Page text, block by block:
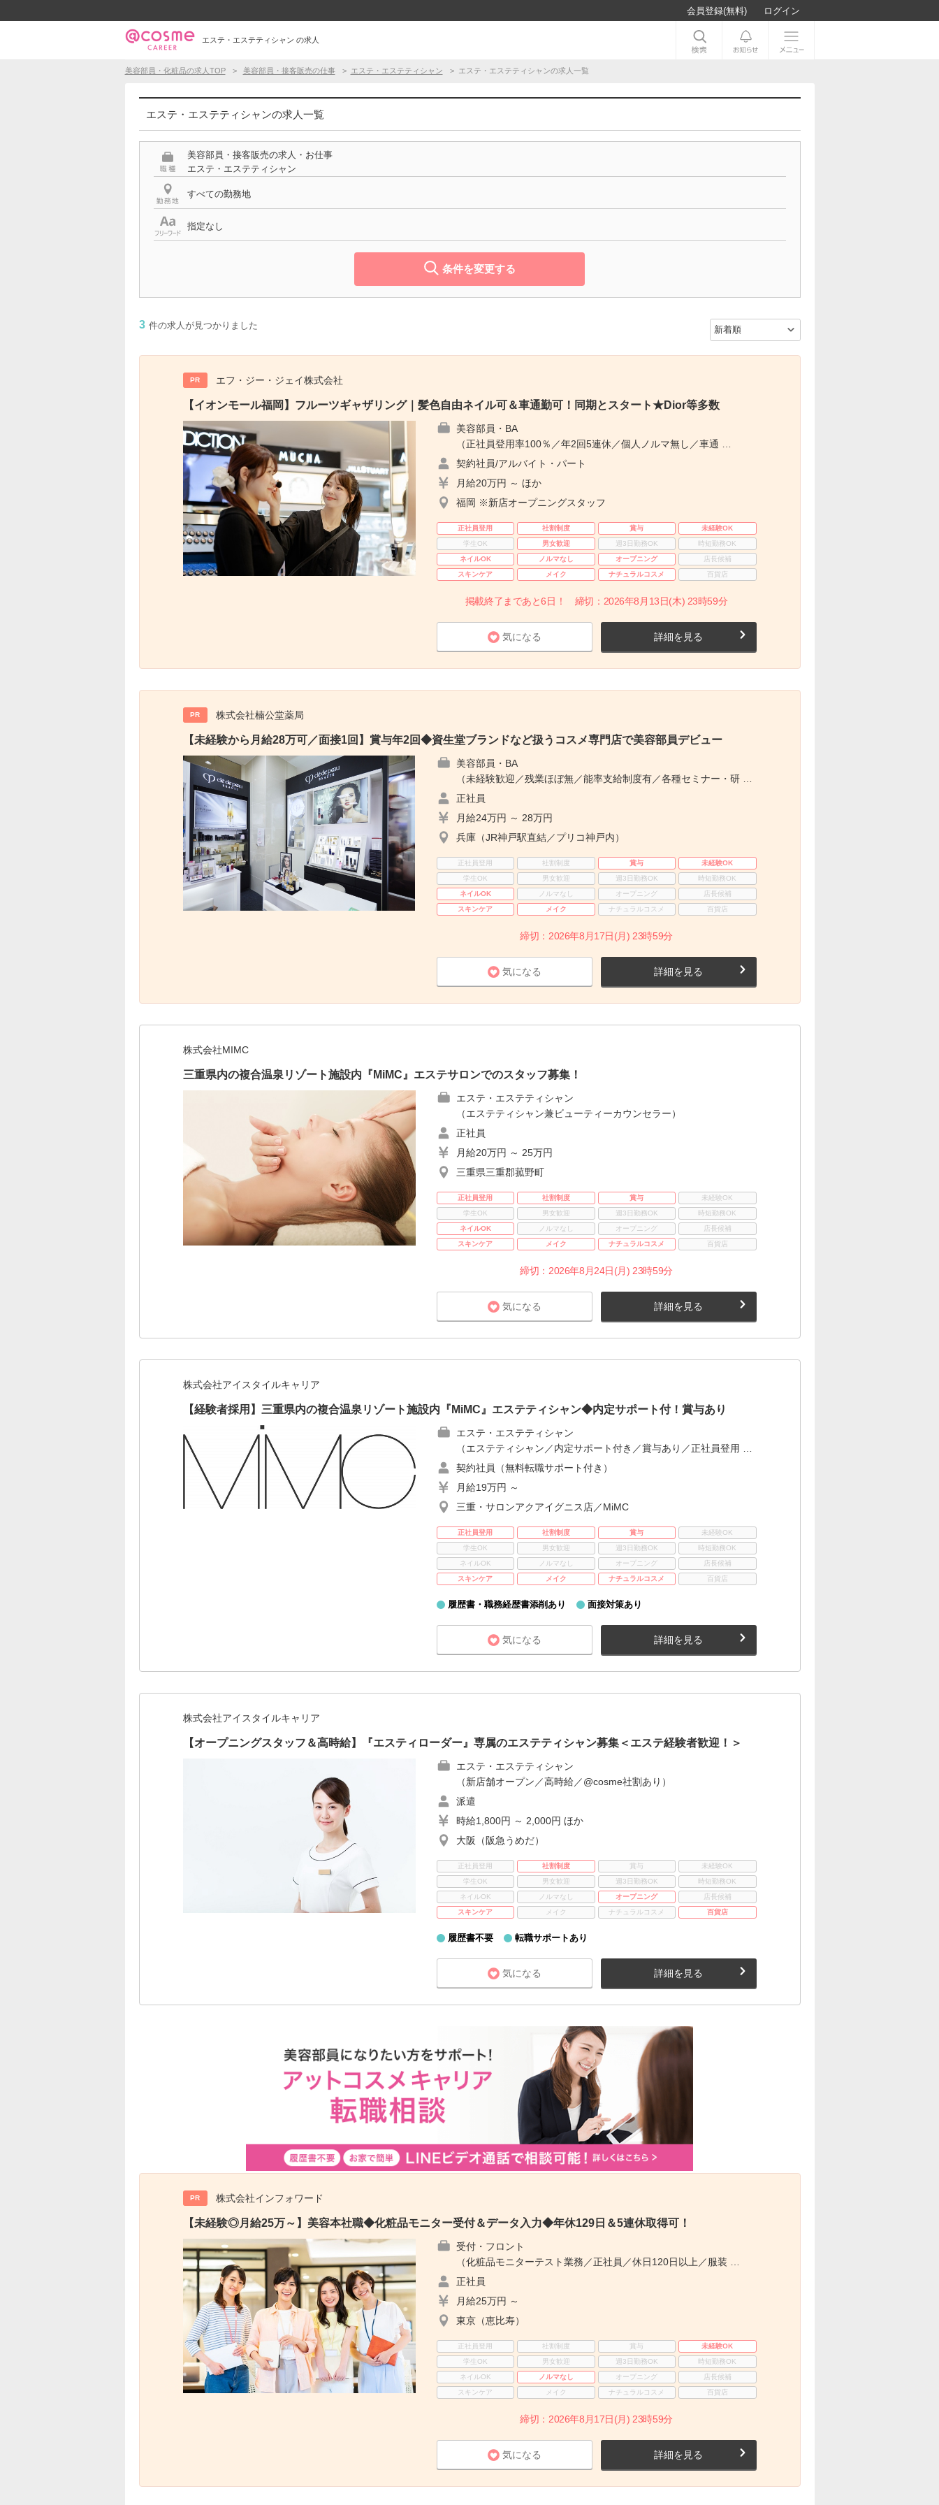
会員登録(無料) ログイン
エステ・エステティシャン の求人
美容部員・化粧品の求人TOP 美容部員・接客販売の仕事 エステ・エステティシャン エステ・エステティシャンの求人一覧
エステ・エステティシャンの求人一覧
美容部員・接客販売の求人・お仕事
エステ・エステティシャン
すべての勤務地
指定なし
条件を変更する
3 件の求人が見つかりました
PR エフ・ジー・ジェイ株式会社
【イオンモール福岡】フルーツギャザリング｜髪色自由ネイル可＆車通勤可！同期とスタート★Dior等多数
美容部員・BA
（正社員登用率100％／年2回5連休／個人ノルマ無し／車通 …
契約社員/アルバイト・パート
月給20万円 ～ ほか
福岡 ※新店オープニングスタッフ
正社員登用 社割制度 賞与
未経験OK
学生OK
男女歓迎 週3日勤務OK
時短勤務OK
ネイルOK
ノルマなし オープニング
店長候補
スキンケア
メイク ナチュラルコスメ 百貨店
掲載終了まであと6日！ 締切：2026年8月13日(木) 23時59分
気になる 詳細を見る
PR 株式会社楠公堂薬局
【未経験から月給28万可／面接1回】賞与年2回◆資生堂ブランドなど扱うコスメ専門店で美容部員デビュー
美容部員・BA
（未経験歓迎／残業ほぼ無／能率支給制度有／各種セミナー・研 …
正社員
月給24万円 ～ 28万円
兵庫（JR神戸駅直結／プリコ神戸内）
正社員登用 社割制度 賞与
未経験OK
学生OK
男女歓迎 週3日勤務OK
時短勤務OK
ネイルOK
ノルマなし オープニング
店長候補
スキンケア
メイク ナチュラルコスメ 百貨店
締切：2026年8月17日(月) 23時59分
気になる 詳細を見る
株式会社MIMC
三重県内の複合温泉リゾート施設内『MiMC』エステサロンでのスタッフ募集！
エステ・エステティシャン
（エステティシャン兼ビューティーカウンセラー）
正社員
月給20万円 ～ 25万円
三重県三重郡菰野町
正社員登用 社割制度 賞与
未経験OK
学生OK
男女歓迎 週3日勤務OK
時短勤務OK
ネイルOK
ノルマなし オープニング
店長候補
スキンケア
メイク ナチュラルコスメ 百貨店
締切：2026年8月24日(月) 23時59分
気になる 詳細を見る
株式会社アイスタイルキャリア
【経験者採用】三重県内の複合温泉リゾート施設内『MiMC』エステティシャン◆内定サポート付！賞与あり
エステ・エステティシャン
（エステティシャン／内定サポート付き／賞与あり／正社員登用 …
契約社員（無料転職サポート付き）
月給19万円 ～
三重・サロンアクアイグニス店／MiMC
正社員登用 社割制度 賞与
未経験OK
学生OK
男女歓迎 週3日勤務OK
時短勤務OK
ネイルOK
ノルマなし オープニング
店長候補
スキンケア
メイク ナチュラルコスメ 百貨店
履歴書・職務経歴書添削あり 面接対策あり
気になる 詳細を見る
株式会社アイスタイルキャリア
【オープニングスタッフ＆高時給】『エスティローダー』専属のエステティシャン募集＜エステ経験者歓迎！＞
エステ・エステティシャン
（新店舗オープン／高時給／@cosme社割あり）
派遣
時給1,800円 ～ 2,000円 ほか
大阪（阪急うめだ）
正社員登用 社割制度 賞与
未経験OK
学生OK
男女歓迎 週3日勤務OK
時短勤務OK
ネイルOK
ノルマなし オープニング
店長候補
スキンケア
メイク ナチュラルコスメ 百貨店
履歴書不要 転職サポートあり
気になる 詳細を見る
PR 株式会社インフォワード
【未経験◎月給25万～】美容本社職◆化粧品モニター受付＆データ入力◆年休129日＆5連休取得可！
受付・フロント
（化粧品モニターテスト業務／正社員／休日120日以上／服装 …
正社員
月給25万円 ～
東京（恵比寿）
正社員登用 社割制度 賞与
未経験OK
学生OK
男女歓迎 週3日勤務OK
時短勤務OK
ネイルOK
ノルマなし オープニング
店長候補
スキンケア
メイク ナチュラルコスメ 百貨店
締切：2026年8月17日(月) 23時59分
気になる 詳細を見る